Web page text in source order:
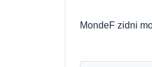
MondeF zidni